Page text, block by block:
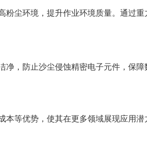
尘环境，提升作业环境质量。通过重
，防止沙尘侵蚀精密电子元件，保
本等优势，使其在更多领域展现应用